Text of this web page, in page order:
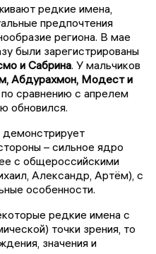
редкие имена,
предпочтения
региона. В мае
были зарегистрированы
и Сабрина. У мальчиков
Абдурахмон, Модест и
сравнению с апрелем
обновился.
демонстрирует
– сильное ядро
с общероссийскими
Александр, Артём), с
особенности.
редкие имена с
точки зрения, то
значения и